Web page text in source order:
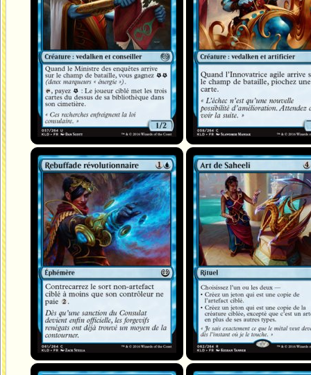
Rebuffade révolutionnaire Art de Saheeli